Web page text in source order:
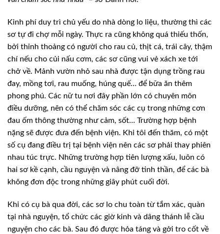
Kinh phí duy trì chủ yếu do nhà dòng lo liệu, thường thì các
sơ tự đi chợ mỗi ngày. Thực ra cũng không quá thiếu thốn,
bởi thỉnh thoảng có người cho rau củ, thịt cá, trái cây, thậm
chí nếu cho củi nấu cơm, các sơ cũng vui vẻ xách xe tới
chở về. Mảnh vườn nhỏ sau nhà được tận dụng trồng rau
đay, mồng tơi, rau muống, húng quế… để bữa ăn thêm
phong phú. Các nữ tu nơi đây phần lớn có chuyên môn
điều dưỡng, nên có thể chăm sóc các cụ trong những cơn
đau ốm thông thường như cảm, sốt… Trường hợp bệnh
nặng sẽ được đưa đến bệnh viện. Khi tôi đến thăm, có một
số cụ đang điều trị tại bệnh viện nên các sơ phải thay phiên
nhau túc trực. Những trường hợp tiên lượng xấu, luôn có
hai sơ kề cạnh, cầu nguyện và nâng đỡ tinh thần, để các bà
không đơn độc trong những giây phút cuối đời.
Khi có cụ bà qua đời, các sơ lo chu toàn từ tắm xác, quàn
tại nhà nguyện, tổ chức các giờ kinh và dâng thánh lễ cầu
nguyện cho các bà. Sau đó được hỏa táng và gởi tro cốt về